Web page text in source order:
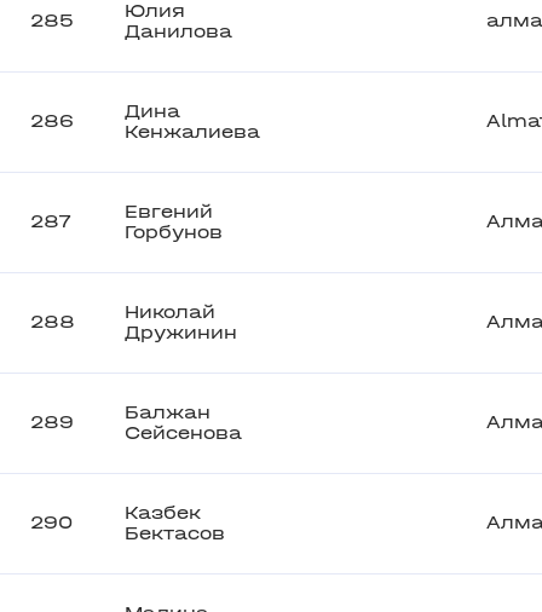
285
Юлия
Данилова
286
Дина
Кенжалиева
287
Евгений
Горбунов
288
Николай
Дружинин
289
Балжан
Сейсенова
290
Казбек
Бектасов